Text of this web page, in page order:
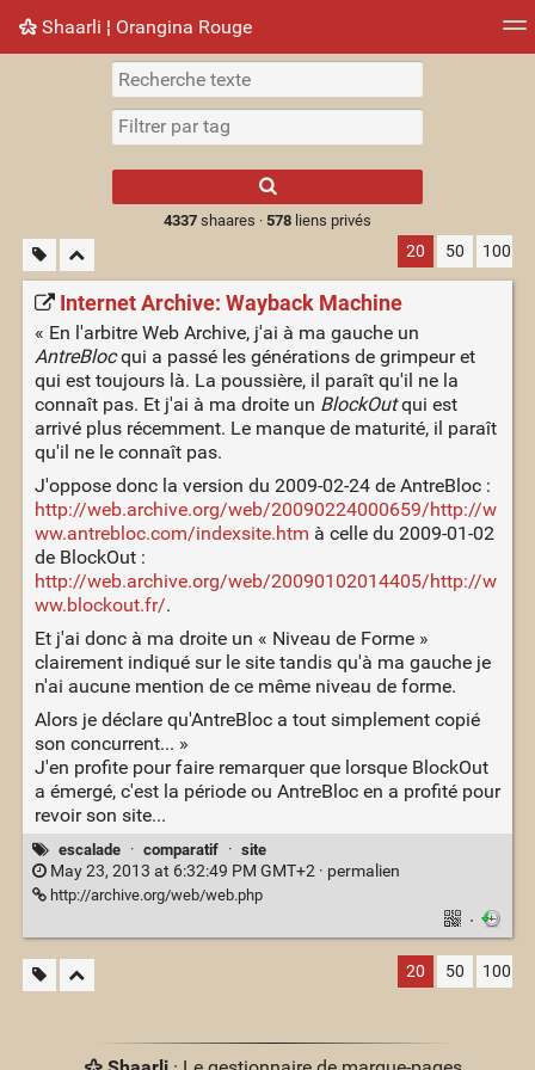
Shaarli ¦ Orangina Rouge
Nuage de tags Mur d'images
results.
4337shaares · 578liens privés
20 50 100
Internet Archive: Wayback Machine
« En l'arbitre Web Archive, j'ai à ma gauche un
AntreBlocqui a passé les générations de grimpeur et
qui est toujours là. La poussière, il paraît qu'il ne la
connaît pas. Et j'ai à ma droite un BlockOutqui est
arrivé plus récemment. Le manque de maturité, il paraît
qu'il ne le connaît pas.
J'oppose donc la version du 2009-02-24 de AntreBloc :
http://web.archive.org/web/20090224000659/http://w
ww.antrebloc.com/indexsite.htm à celle du 2009-01-02
de BlockOut :
http://web.archive.org/web/20090102014405/http://w
ww.blockout.fr/.
Et j'ai donc à ma droite un « Niveau de Forme »
clairement indiqué sur le site tandis qu'à ma gauche je
n'ai aucune mention de ce même niveau de forme.
Alors je déclare qu'AntreBloc a tout simplement copié
son concurrent... »
J'en profite pour faire remarquer que lorsque BlockOut
a émergé, c'est la période ou AntreBloc en a profité pour
revoir son site...
escalade · comparatif · site
May 23, 2013 at 6:32:49 PM GMT+2 · permalien
http://archive.org/web/web.php
·
20 50 100